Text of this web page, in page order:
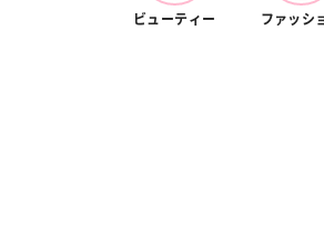
ビューティー ファッシ